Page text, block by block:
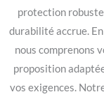
protection
durabilité accrue.
nous comprenons
proposition
vos exigences.